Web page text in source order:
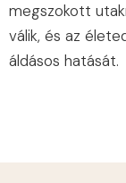
megszokott
válik, és az
áldásos hatását.